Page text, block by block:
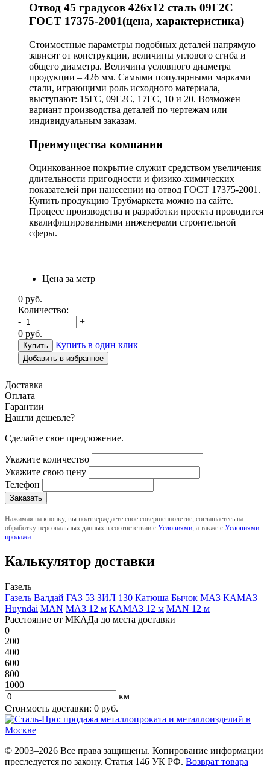
Отвод 45 градусов 426х12 сталь 09Г2С
ГОСТ 17375-2001(цена, характеристика)
Стоимостные параметры подобных деталей напрямую
зависят от конструкции, величины углового сгиба и
общего диаметра. Величина условного диаметра
продукции – 426 мм. Самыми популярными марками
стали, играющими роль исходного материала,
выступают: 15ГС, 09Г2С, 17ГС, 10 и 20. Возможен
вариант производства деталей по чертежам или
индивидуальным заказам.
Преимущества компании
Оцинкованное покрытие служит средством увеличения
длительности пригодности и физико-химических
показателей при нанесении на отвод ГОСТ 17375-2001.
Купить продукцию Трубмаркета можно на сайте.
Процесс производства и разработки проекта проводится
квалифицированными инженерами строительной
сферы.
Цена за метр
0 руб.
Количество:
-
+
0 руб.
Купить в один клик
Добавить в избранное
Доставка
Оплата
Гарантии
Нашли дешевле?
Сделайте свое предложение.
Укажите количество
Укажите свою цену
Телефон
Нажимая на кнопку, вы подтверждаете свое совершеннолетие, соглашаетесь на
обработку персональных данных в соответствии с Условиями , а также с Условиями
продажи
Калькулятор доставки
Газель
Газель Валдай ГАЗ 53 ЗИЛ 130 Катюша Бычок МАЗ КАМАЗ
Huyndai MAN МАЗ 12 м КАМАЗ 12 м MAN 12 м
Расстояние от МКАДа до места доставки
0
200
400
600
800
1000
км
Стоимость доставки: 0 руб.
© 2003–2026 Все права защищены. Копирование информации
преследуется по закону. Статья 146 УК РФ. Возврат товара